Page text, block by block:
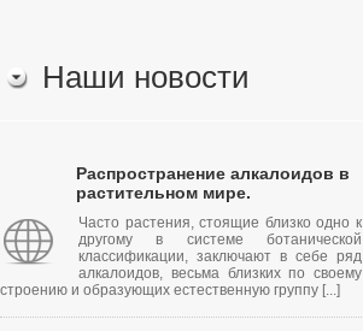
Наши новости
Распространение алкалоидов в
растительном мире.
Часто растения, стоящие близко одно к
другому в системе ботанической
классификации, заключают в себе ряд
алкалоидов, весьма близких по своему
строению и образующих естественную группу [...]